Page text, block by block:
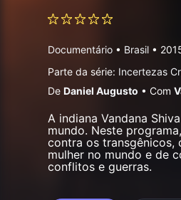
Documentário • Brasil •
Parte da série: Incertezas
DeDaniel Augusto •Com
A indiana Vandana
mundo. Neste
contra os transgênicos,
mulher no mundo e de
conflitos e guerras.